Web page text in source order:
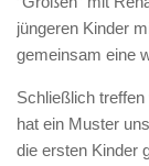
Bildergalerie
Galerie 2013/
jüngeren Kinder
gemeinsam eine
Schließlich
hat ein Muster
die ersten Kinder